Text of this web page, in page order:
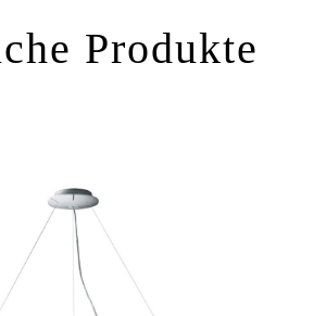
Produkte